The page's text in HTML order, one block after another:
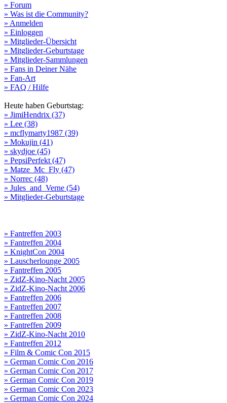
» Forum
» Was ist die Community?
» Anmelden
» Einloggen
» Mitglieder-Übersicht
» Mitglieder-Geburtstage
» Mitglieder-Sammlungen
» Fans in Deiner Nähe
» Fan-Art
» FAQ / Hilfe
Heute haben Geburtstag:
» JimiHendrix (37)
» Lee (38)
» mcflymarty1987 (39)
» Mokujin (41)
» skydjoe (45)
» PepsiPerfekt (47)
» Matze_Mc_Fly (47)
» Norrec (48)
» Jules_and_Verne (54)
» Mitglieder-Geburtstage
» Fantreffen 2003
» Fantreffen 2004
» KnightCon 2004
» Lauscherlounge 2005
» Fantreffen 2005
» ZidZ-Kino-Nacht 2005
» ZidZ-Kino-Nacht 2006
» Fantreffen 2006
» Fantreffen 2007
» Fantreffen 2008
» Fantreffen 2009
» ZidZ-Kino-Nacht 2010
» Fantreffen 2012
» Film & Comic Con 2015
» German Comic Con 2016
» German Comic Con 2017
» German Comic Con 2019
» German Comic Con 2023
» German Comic Con 2024